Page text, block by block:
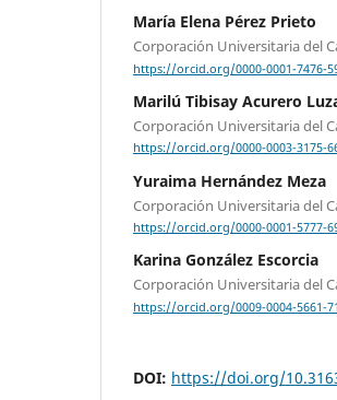
María Elena Pérez Prieto
Corporación Universitaria del
https://orcid.org/0000-0001-7476-
Marilú Tibisay Acurero
Corporación Universitaria del
https://orcid.org/0000-0003-3175-
Yuraima Hernández Meza
Corporación Universitaria del
https://orcid.org/0000-0001-5777-
Karina González Escorcia
Corporación Universitaria del
https://orcid.org/0009-0004-5661-
DOI: https://doi.org/